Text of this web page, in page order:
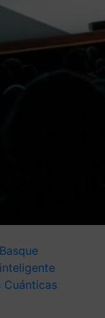
Basque
Cuánticas